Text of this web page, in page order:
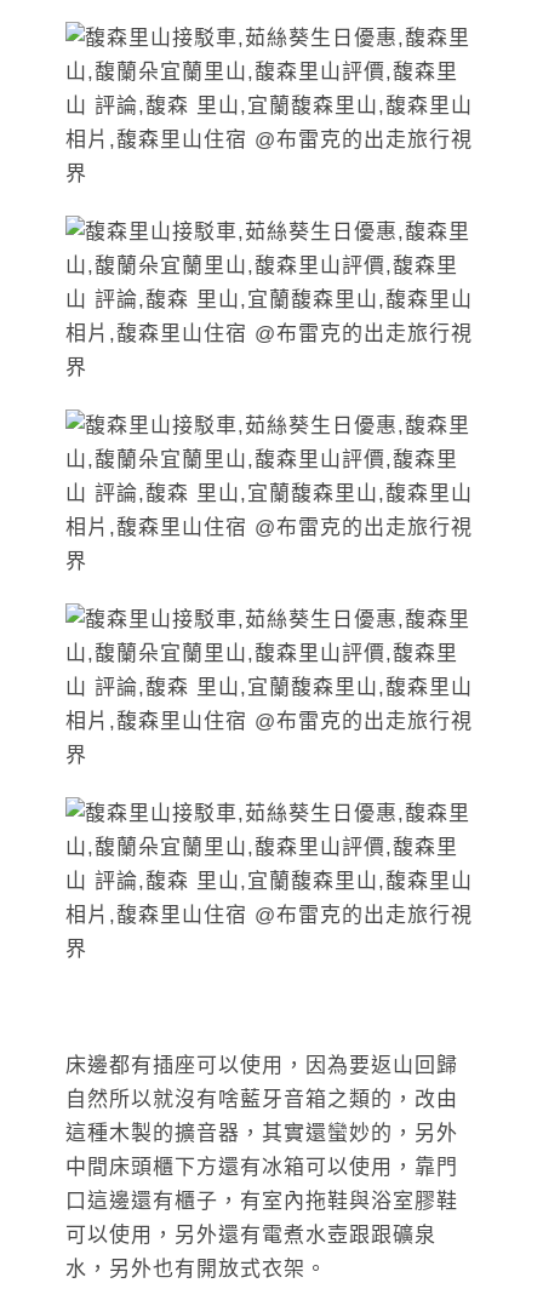
床邊都有插座可以使用，因為要返山回歸
自然所以就沒有啥藍牙音箱之類的，改由
這種木製的擴音器，其實還蠻妙的，另外
中間床頭櫃下方還有冰箱可以使用，靠門
口這邊還有櫃子，有室內拖鞋與浴室膠鞋
可以使用，另外還有電煮水壺跟跟礦泉
水，另外也有開放式衣架。